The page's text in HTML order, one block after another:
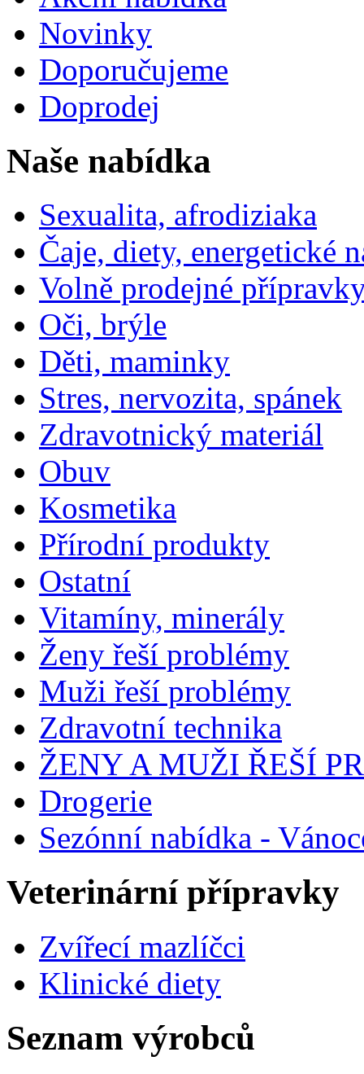
Novinky
Doporučujeme
Doprodej
Naše nabídka
Sexualita, afrodiziaka
Čaje, diety, energetické
Volně prodejné
Oči, brýle
Děti, maminky
Stres, nervozita, spánek
Zdravotnický materiál
Obuv
Kosmetika
Přírodní produkty
Ostatní
Vitamíny, minerály
Ženy řeší problémy
Muži řeší problémy
Zdravotní technika
ŽENY A MUŽI ŘEŠÍ
Drogerie
Sezónní nabídka -
Veterinární přípravky
Zvířecí mazlíčci
Klinické diety
Seznam výrobců